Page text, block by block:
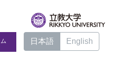
日本語 English